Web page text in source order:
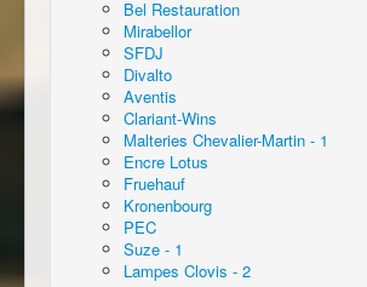
Bel Restauration
Mirabellor
SFDJ
Divalto
Aventis
Clariant-Wins
Malteries Chevalier-Martin - 1
Encre Lotus
Fruehauf
Kronenbourg
PEC
Suze - 1
Lampes Clovis - 2